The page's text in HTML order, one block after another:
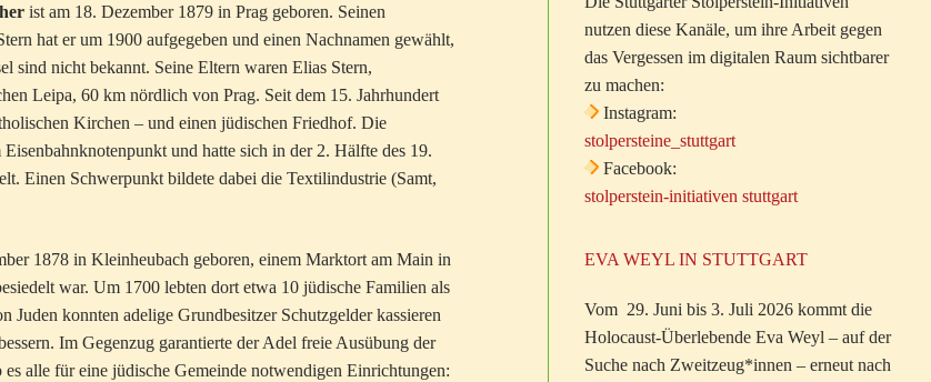
ist am 18. Dezember 1879 in Prag geboren. Seinen
hat er um 1900 aufgegeben und einen Nachnamen gewählt,
sind nicht bekannt. Seine Eltern waren Elias Stern,
Leipa, 60 km nördlich von Prag. Seit dem 15. Jahrhundert
Kirchen – und einen jüdischen Friedhof. Die
und hatte sich in der 2. Hälfte des 19.
Einen Schwerpunkt bildete dabei die Textilindustrie (Samt,
1878 in Kleinheubach geboren, einem Marktort am Main in
war. Um 1700 lebten dort etwa 10 jüdische Familien als
konnten adelige Grundbesitzer Schutzgelder kassieren
Im Gegenzug garantierte der Adel freie Ausübung der
alle für eine jüdische Gemeinde notwendigen Einrichtungen:
nutzen diese Kanäle, um ihre Arbeit gegen
das Vergessen im digitalen Raum sichtbarer
zu machen:
Instagram:
stolpersteine_stuttgart
Facebook:
stolperstein-initiativen stuttgart
EVA WEYL IN STUTTGART
Vom 29. Juni bis 3. Juli 2026 kommt die
Holocaust-Überlebende Eva Weyl – auf der
Suche nach Zweitzeug*innen – erneut nach